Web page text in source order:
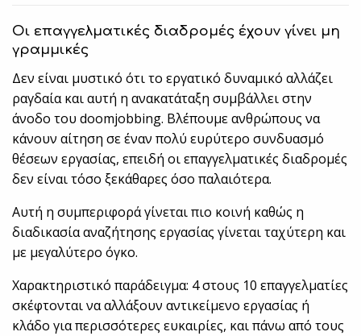
Οι επαγγελματικές διαδρομές έχουν γίνει μη
γραμμικές
Δεν είναι μυστικό ότι το εργατικό δυναμικό αλλάζει
ραγδαία και αυτή η ανακατάταξη συμβάλλει στην
άνοδο του doomjobbing. Βλέπουμε ανθρώπους να
κάνουν αίτηση σε έναν πολύ ευρύτερο συνδυασμό
θέσεων εργασίας, επειδή οι επαγγελματικές διαδρομές
δεν είναι τόσο ξεκάθαρες όσο παλαιότερα.
Αυτή η συμπεριφορά γίνεται πιο κοινή καθώς η
διαδικασία αναζήτησης εργασίας γίνεται ταχύτερη και
με μεγαλύτερο όγκο.
Χαρακτηριστικό παράδειγμα: 4 στους 10 επαγγελματίες
σκέφτονται να αλλάξουν αντικείμενο εργασίας ή
κλάδο για περισσότερες ευκαιρίες, και πάνω από τους